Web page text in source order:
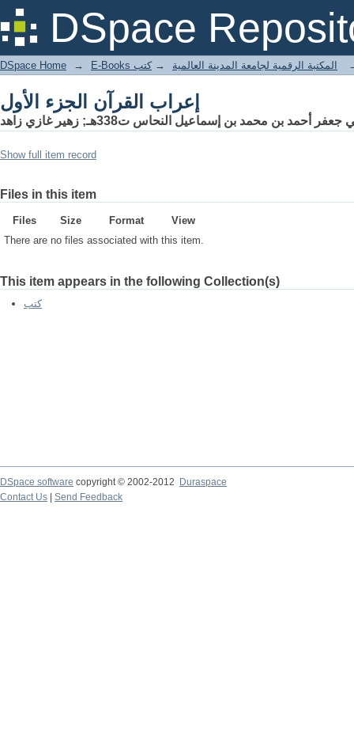
DSpace
إعراب القرآن الجزء الأول
DSpace Home → E-Books المكتبة الرقمية لجامعة المدينة العالمية → كتب
إعراب القرآن الجزء الأول
جعفر أحمد بن محمد بن إسماعيل النحاس ت338هـ; زهير غازي زاهد
Show full item record
Files in this item
Files Size Format
View
There are no files associated with this item.
This item appears in the following Collection(s)
كتب
DSpace software copyright © 2002-2012
Duraspace
Contact Us
Send Feedback